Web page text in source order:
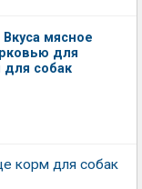
мясное
для
для собак
корм для собак